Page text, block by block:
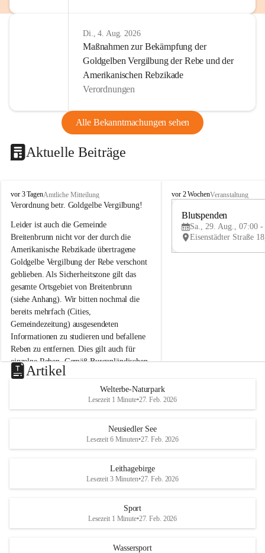
Di., 4. Aug. 2026
Maßnahmen zur Bekämpfung der
Goldgelben Vergilbung der Rebe und der
Amerikanischen Rebzikade
Verordnungen
Alle Bekanntmachungen sehen
Aktuelle Beiträge
B
r
i
t
e
n
b
r
u
n
n
a
m
N
e
u
s
d
S
vor 3 TagenAmtliche Mitteilung
Verordnung betr. Goldgelbe Vergilbung!
Leider ist auch die Gemeinde
Breitenbrunn nicht vor der durch die
Amerikanische Rebzikade übertragene
Goldgelbe Vergilbung der Rebe verschont
geblieben. Als Sicherheitszone gilt das
gesamte Ortsgebiet von Breitenbrunn
(siehe Anhang). Wir bitten nochmal die
bereits mehrfach (Cities,
Gemeindezeitung) ausgesendeten
Informationen zu studieren und befallene
Reben zu entfernen. Dies gilt auch für
einzelne Reben. Gemäß Burgenländischen
Weinbaugesetz sind nicht gepflegte oder
unzulässige Weingärten zu roden! Bitte
helfen wir zusammen um unsere Winzer
vor den prognostizierten Ernteausfällen
und den daraus folgenden wirtschaftlichen
Maßnahmen zur Bekämpfung
Rebe und der Amerikanischen
Anhang VBl. EU Nr. 18
B
e
u
e
d
r
S
vor 2 WochenVeranstaltung
Blutspenden
Sa., 29. Aug., 07:00 -
Artikel
Welterbe-Naturpark
Lesezeit 1 Minute•27. Feb. 2026
Neusiedler See
Lesezeit 6 Minuten•27. Feb. 2026
Leithagebirge
Lesezeit 3 Minuten•27. Feb. 2026
Sport
Lesezeit 1 Minute•27. Feb. 2026
Wassersport